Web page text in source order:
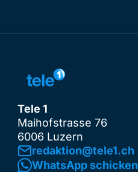
Tele 1
Maihofstrasse 76
6006 Luzern
redaktion@tele1.ch
WhatsApp schicken